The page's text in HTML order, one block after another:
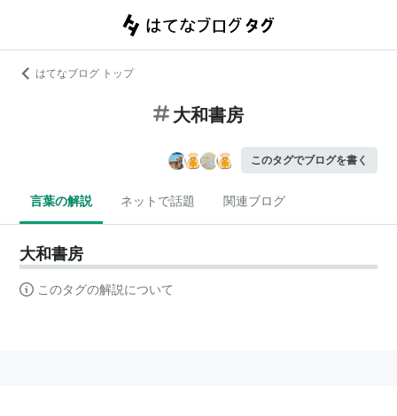
はてなブログ トップ
大和書房
このタグでブログを書く
言葉の解説 ネットで話題 関連ブログ
大和書房
このタグの解説について